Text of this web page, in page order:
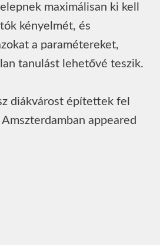
maximálisan ki kell
kényelmét, és
a paramétereket,
tanulást lehetővé teszik.
diákvárost építettek fel
appeared